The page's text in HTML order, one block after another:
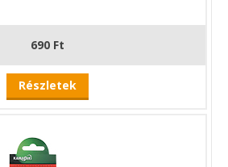
690 Ft
Részletek